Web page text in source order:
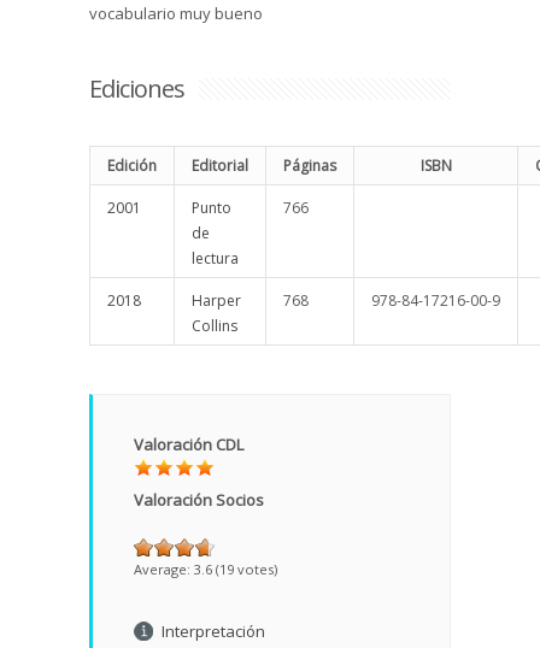
vocabulario muy bueno
Ediciones
Edición Editorial Páginas ISBN
2001
Punto
de
lectura
766
2018
Harper
Collins
768 978-84-17216-00-9
Valoración CDL
Valoración Socios
Average: 3.6 (19 votes)
Interpretación